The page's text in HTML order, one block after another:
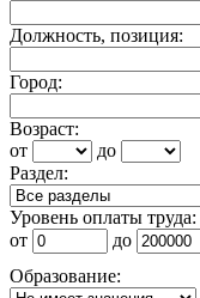
Должность, позиция:
Город:
Возраст:
от
до
Раздел:
Уровень оплаты труда:
от
до
Образование: